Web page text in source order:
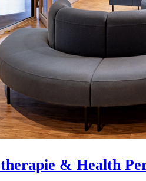
& Health